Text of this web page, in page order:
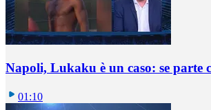
Napoli, Lukaku è un caso: se parte
01:10